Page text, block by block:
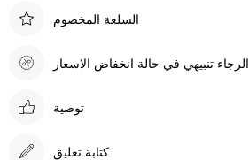
السلعة المخصوم
الرجاء تنبيهي في حالة انخفاض الاسعار
توصية
كتابة تعليق